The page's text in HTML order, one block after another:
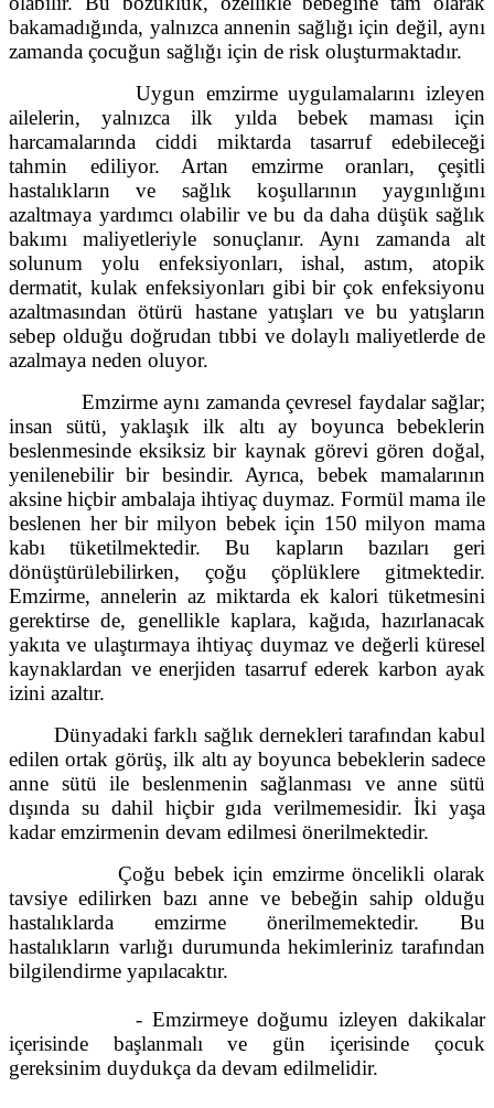
bakamadığında, yalnızca annenin sağlığı için değil, aynı
zamanda çocuğun sağlığı için de risk oluşturmaktadır.
Uygun emzirme uygulamalarını izleyen
ailelerin, yalnızca ilk yılda bebek maması için
harcamalarında ciddi miktarda tasarruf edebileceği
tahmin ediliyor. Artan emzirme oranları, çeşitli
hastalıkların ve sağlık koşullarının yaygınlığını
azaltmaya yardımcı olabilir ve bu da daha düşük sağlık
bakımı maliyetleriyle sonuçlanır. Aynı zamanda alt
solunum yolu enfeksiyonları, ishal, astım, atopik
dermatit, kulak enfeksiyonları gibi bir çok enfeksiyonu
azaltmasından ötürü hastane yatışları ve bu yatışların
sebep olduğu doğrudan tıbbi ve dolaylı maliyetlerde de
azalmaya neden oluyor.
Emzirme aynı zamanda çevresel faydalar sağlar;
insan sütü, yaklaşık ilk altı ay boyunca bebeklerin
beslenmesinde eksiksiz bir kaynak görevi gören doğal,
yenilenebilir bir besindir. Ayrıca, bebek mamalarının
aksine hiçbir ambalaja ihtiyaç duymaz. Formül mama ile
beslenen her bir milyon bebek için 150 milyon mama
kabı tüketilmektedir. Bu kapların bazıları geri
dönüştürülebilirken, çoğu çöplüklere gitmektedir.
Emzirme, annelerin az miktarda ek kalori tüketmesini
gerektirse de, genellikle kaplara, kağıda, hazırlanacak
yakıta ve ulaştırmaya ihtiyaç duymaz ve değerli küresel
kaynaklardan ve enerjiden tasarruf ederek karbon ayak
izini azaltır.
Dünyadaki farklı sağlık dernekleri tarafından kabul
edilen ortak görüş, ilk altı ay boyunca bebeklerin sadece
anne sütü ile beslenmenin sağlanması ve anne sütü
dışında su dahil hiçbir gıda verilmemesidir. İki yaşa
kadar emzirmenin devam edilmesi önerilmektedir.
Çoğu bebek için emzirme öncelikli olarak
tavsiye edilirken bazı anne ve bebeğin sahip olduğu
hastalıklarda emzirme önerilmemektedir. Bu
hastalıkların varlığı durumunda hekimleriniz tarafından
bilgilendirme yapılacaktır.
- Emzirmeye doğumu izleyen dakikalar
içerisinde başlanmalı ve gün içerisinde çocuk
gereksinim duydukça da devam edilmelidir.